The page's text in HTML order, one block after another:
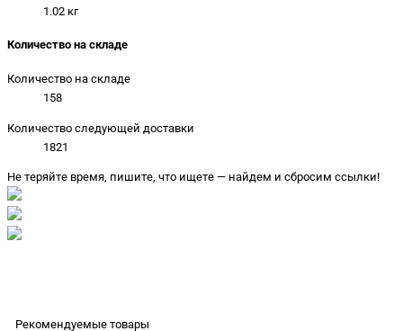
1.02 кг
Количество на складе
Количество на складе
158
Количество следующей доставки
1821
Не теряйте время, пишите, что ищете — найдем и сбросим ссылки!
Рекомендуемые товары